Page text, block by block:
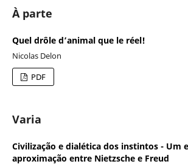
À parte
Quel drôle d’animal que le réel!
Nicolas Delon
PDF
Varia
Civilização e dialética dos instintos - Um
aproximação entre Nietzsche e Freud